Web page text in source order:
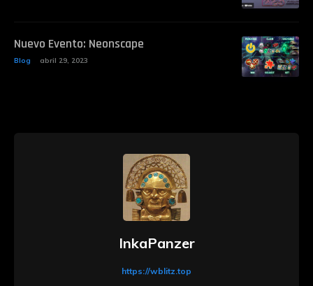
Nuevo Evento: Neonscape
Blog abril 29, 2023
InkaPanzer
https://wblitz.top